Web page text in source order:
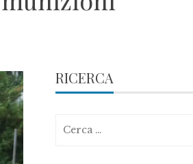
RICERCA